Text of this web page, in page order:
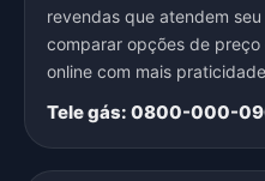
revendas que atendem
comparar opções de
online com mais
Tele gás: 0800-000-